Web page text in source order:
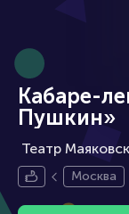
Кабаре-
Пушкин»
Театр
Москва